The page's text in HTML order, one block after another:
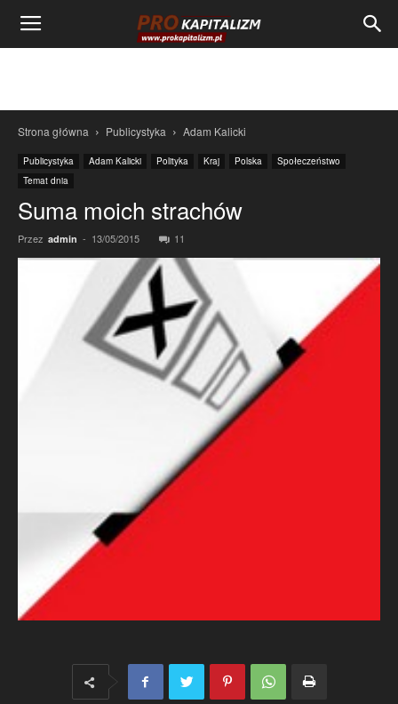
Strona główna Publicystyka Adam Kalicki
Publicystyka Adam Kalicki Polityka Kraj Polska
Społeczeństwo
Temat dnia
Suma moich strachów
Przez admin - 13/05/2015 11